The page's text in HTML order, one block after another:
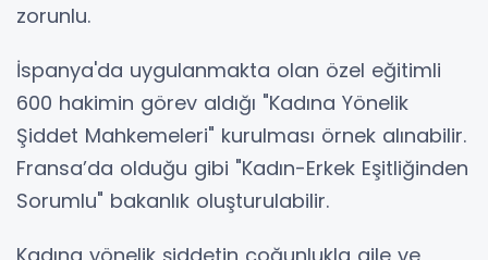
zorunlu.
İspanya'da uygulanmakta olan özel eğitimli
600 hakimin görev aldığı "Kadına Yönelik
Şiddet Mahkemeleri" kurulması örnek alınabilir.
Fransa’da olduğu gibi "Kadın-Erkek Eşitliğinden
Sorumlu" bakanlık oluşturulabilir.